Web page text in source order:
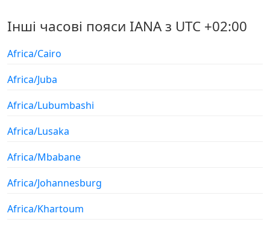
Інші часові пояси IANA з UTC +02:00
Africa/Cairo
Africa/Juba
Africa/Lubumbashi
Africa/Lusaka
Africa/Mbabane
Africa/Johannesburg
Africa/Khartoum